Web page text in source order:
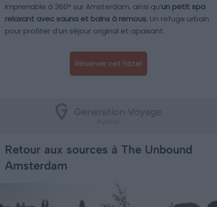
imprenable à 360° sur Amsterdam, ainsi qu’un petit spa
relaxant avec sauna et bains à remous. Un refuge urbain
pour profiter d’un séjour original et apaisant.
Réserver cet hôtel
Retour aux sources à The Unbound
Amsterdam